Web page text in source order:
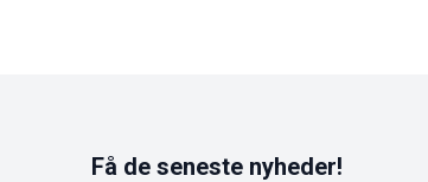
Få de seneste nyheder!